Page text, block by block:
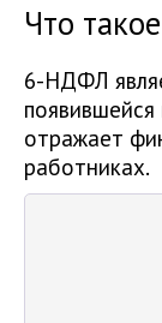
Что
6-НДФЛ
отражает
работниках.